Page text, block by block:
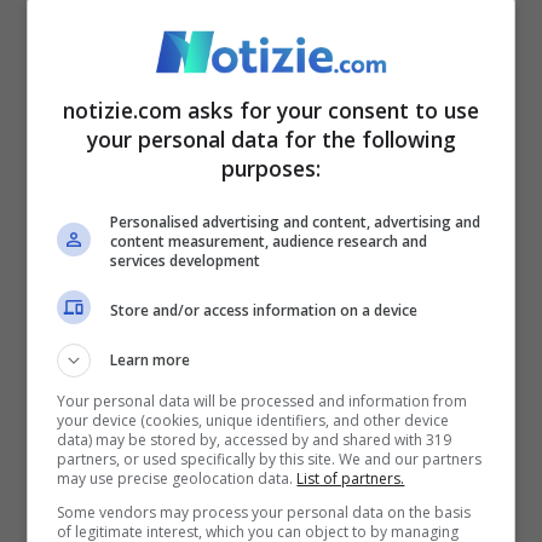
accusa la gestione del contato da parte
del Segretario alla Sanità Robert F.
Kennedy.
notizie.com asks for your consent to use
your personal data for the following
purposes:
Personalised advertising and content, advertising and
content measurement, audience research and
services development
Store and/or access information on a device
Learn more
Your personal data will be processed and information from
your device (cookies, unique identifiers, and other device
data) may be stored by, accessed by and shared with 319
partners, or used specifically by this site. We and our partners
may use precise geolocation data. List of partners.
Some vendors may process your personal data on the basis
of legitimate interest, which you can object to by managing